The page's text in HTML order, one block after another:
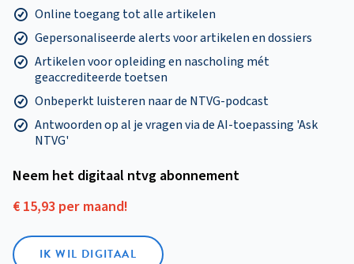
Online toegang tot alle artikelen
Gepersonaliseerde alerts voor artikelen en dossiers
Artikelen voor opleiding en nascholing mét
geaccrediteerde toetsen
Onbeperkt luisteren naar de NTVG-podcast
Antwoorden op al je vragen via de AI-toepassing 'Ask
NTVG'
Neem het digitaal ntvg abonnement
€ 15,93 per maand!
IK WIL DIGITAAL